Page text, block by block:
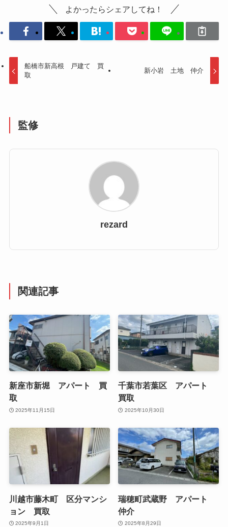
よかったらシェアしてね！
船橋市新高根 戸建て 買
取
新小岩 土地 仲介
監修
rezard
関連記事
新座市新堀 アパート 買
取
2025年11月15日
千葉市若葉区 アパート
買取
2025年10月30日
川越市藤木町 区分マンシ
ョン 買取
2025年9月1日
瑞穂町武蔵野 アパート
仲介
2025年8月29日